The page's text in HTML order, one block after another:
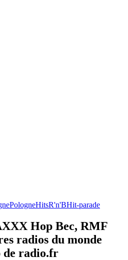
PologneHitsR'n'BHit-parade
Hop Bec, RMF
radios du monde
de radio.fr